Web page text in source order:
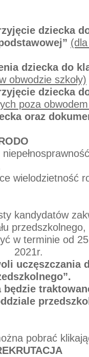
dziecka
dziecka do
obwodzie szkoły)
dziecka
poza obwodem
oraz
wielodzietność
kandydatów
przedszkolnego,
w terminie od
2021r.
uczęszczania
będzie
pobrać